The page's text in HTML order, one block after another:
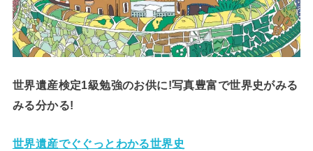
世界遺産検定1級勉強のお供に!写真豊富で世界史がみる
みる分かる!
世界遺産でぐぐっとわかる世界史